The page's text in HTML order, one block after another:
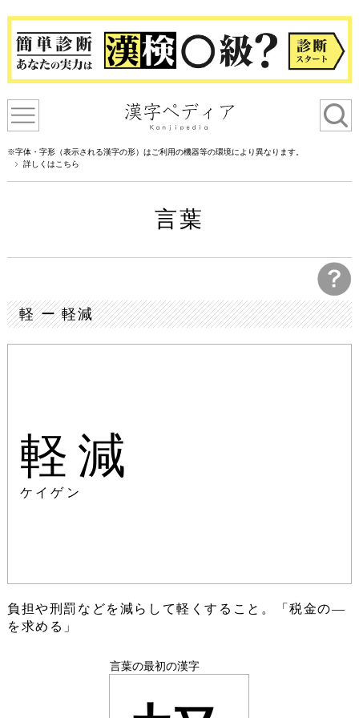
※字体・字形（表示される漢字の形）はご利用の機器等の環境により異なります。
詳しくはこちら
言葉
軽 ー 軽減
軽減
ケイゲン
負担や刑罰などを減らして軽くすること。「税金の―
を求める」
言葉の最初の漢字